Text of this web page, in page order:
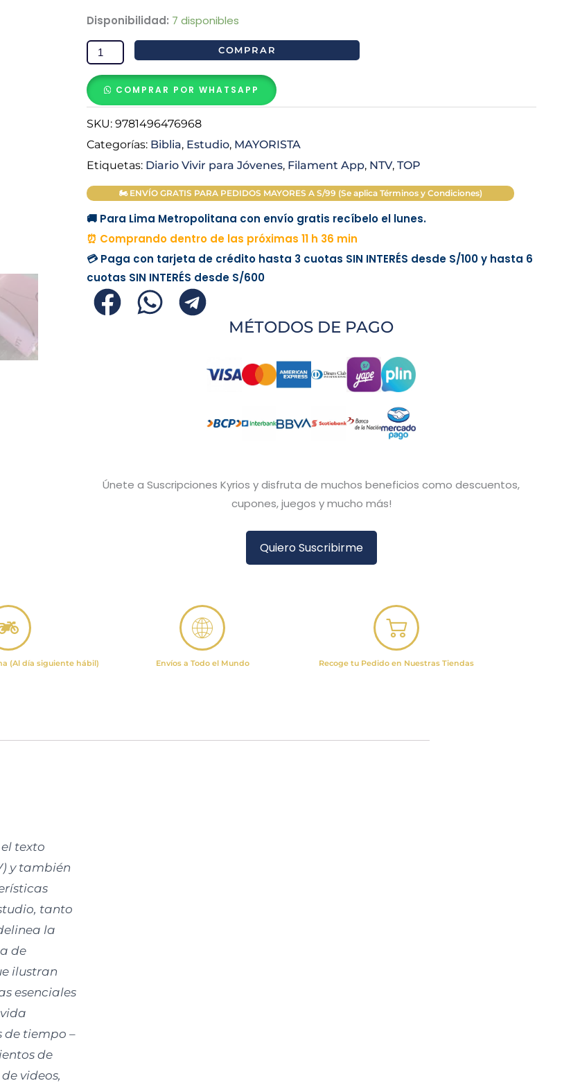
Disponibilidad: 7 disponibles
Biblia
de
estudio
del
diario
para
jóvenes
NTV
con
Símil
Piel
Rosa
con
Índice
cantidad
COMPRAR
COMPRAR POR WHATSAPP
SKU: 9781496476968
Categorías: Biblia, Estudio, MAYORISTA
Etiquetas: Diario Vivir para Jóvenes, Filament App, NTV, TOP
🏍 ENVÍO GRATIS PARA PEDIDOS MAYORES A S/99 (Se aplica Términos y Condiciones)
🚚 Para Lima Metropolitana con envío gratis recíbelo el lunes.
⏰ Comprando dentro de las próximas 11 h 36 min
💳 Paga con tarjeta de crédito hasta 3 cuotas SIN INTERÉS desde S/100y hasta 6
cuotas SIN INTERÉS desde S/600
MÉTODOS DE PAGO
Únete a Suscripciones Kyrios y disfruta de muchos beneficios como descuentos,
cupones, juegos y mucho más!
Quiero Suscribirme
(Al día siguiente hábil) Envíos a Todo el Mundo Recoge tu Pedido en Nuestras Tiendas
texto
y también
tanto
la
de
ilustran
esenciales
de tiempo –
de
videos,